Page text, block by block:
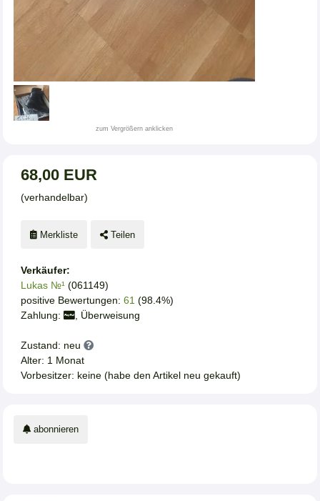
zum Vergrößern anklicken
68,00 EUR
(verhandelbar)
Merkliste Teilen
Verkäufer:
Lukas №¹ (061149)
positive Bewertungen: 61 (98.4%)
Zahlung:
, Überweisung
Zustand: neu
Alter: 1 Monat
Vorbesitzer: keine (habe den Artikel neu gekauft)
abonnieren